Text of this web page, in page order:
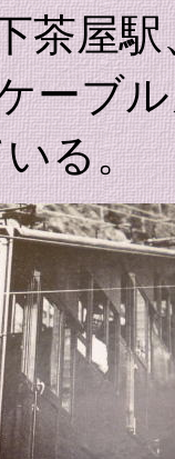
茶屋
ーブ
る。